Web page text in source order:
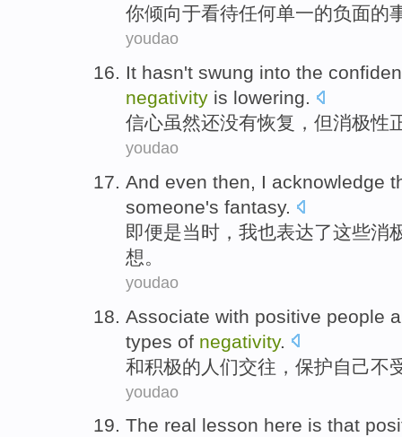
你倾向于看待任何单一的负面的
youdao
It hasn't swung into the
negativity is lowering.
信心虽然还没有恢复， 但消极性
youdao
And even then, I acknowledge
someone's fantasy.
即便是当时 ， 我也表达了这些消
想。
youdao
Associate with positive people
types of negativity.
和积极的 人们交往 ， 保护自己不
youdao
The real lesson here is that